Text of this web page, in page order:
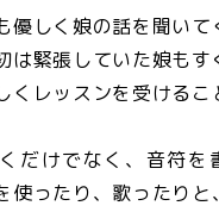
優しく娘の話を聞いて
は緊張していた娘もす
くレッスンを受けるこ
だけでなく、音符を
使ったり、歌ったりと